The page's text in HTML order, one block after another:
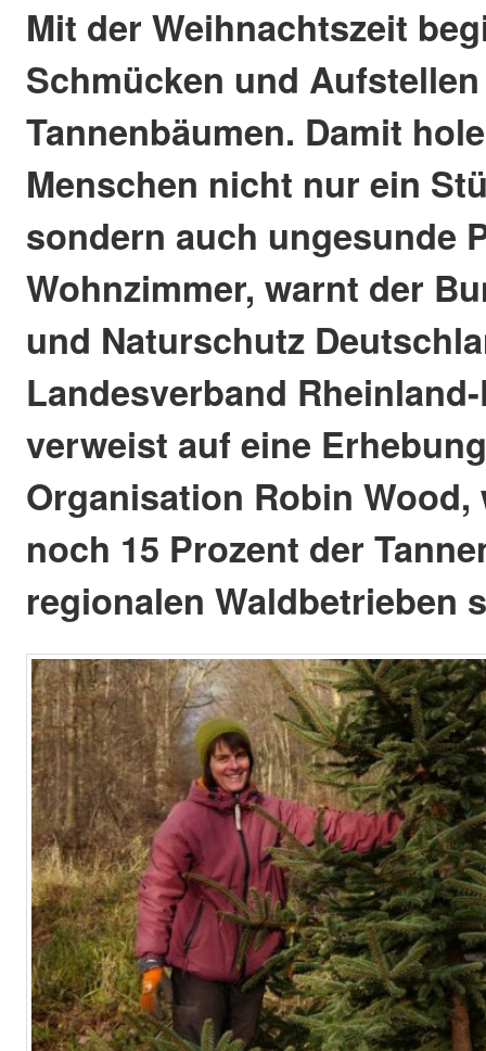
Mit der Weihnachtszeit
Schmücken und
Tannenbäumen. Damit
Menschen nicht nur ein
sondern auch ungesunde
Wohnzimmer, warnt der
und Naturschutz
Landesverband
verweist auf eine
Organisation Robin
noch 15 Prozent der
regionalen Waldbetrieben